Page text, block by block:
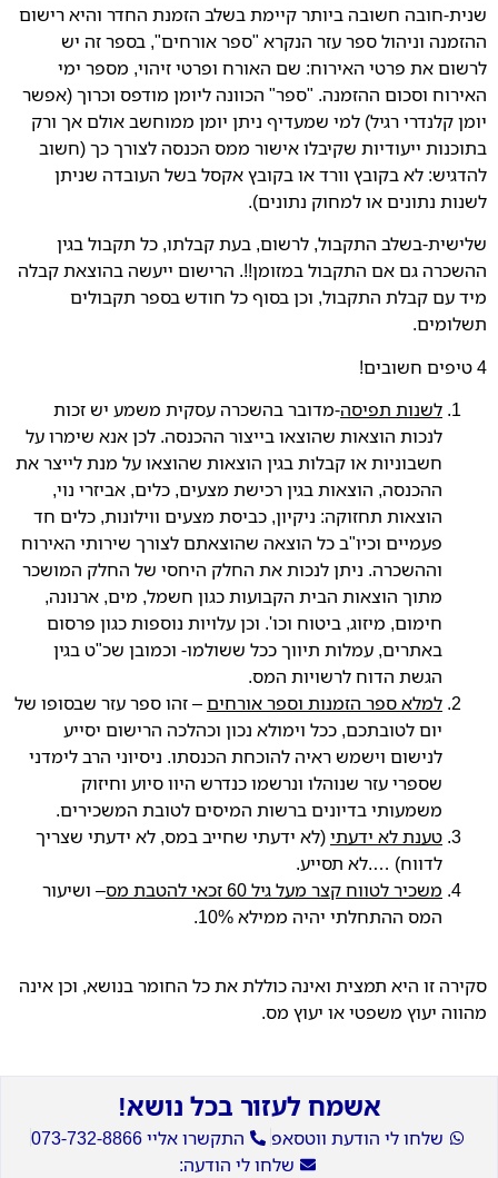
שנית-חובה חשובה ביותר קיימת בשלב הזמנת החדר והיא רישום
ההזמנה וניהול ספר עזר הנקרא "ספר אורחים", בספר זה יש
לרשום את פרטי האירוח: שם האורח ופרטי זיהוי, מספר ימי
האירוח וסכום ההזמנה. "ספר" הכוונה ליומן מודפס וכרוך (אפשר
יומן קלנדרי רגיל) למי שמעדיף ניתן יומן ממוחשב אולם אך ורק
בתוכנות ייעודיות שקיבלו אישור ממס הכנסה לצורך כך (חשוב
להדגיש: לא בקובץ וורד או בקובץ אקסל בשל העובדה שניתן
לשנות נתונים או למחוק נתונים).
שלישית-בשלב התקבול, לרשום, בעת קבלתו, כל תקבול בגין
ההשכרה גם אם התקבול במזומן!!. הרישום ייעשה בהוצאת קבלה
מיד עם קבלת התקבול, וכן בסוף כל חודש בספר תקבולים
תשלומים.
4 טיפים חשובים!
לשנות תפיסה-מדובר בהשכרה עסקית משמע יש זכות
לנכות הוצאות שהוצאו בייצור ההכנסה. לכן אנא שימרו על
חשבוניות או קבלות בגין הוצאות שהוצאו על מנת לייצר את
ההכנסה, הוצאות בגין רכישת מצעים, כלים, אביזרי נוי,
הוצאות תחזוקה: ניקיון, כביסת מצעים ווילונות, כלים חד
פעמיים וכיו"ב כל הוצאה שהוצאתם לצורך שירותי האירוח
וההשכרה. ניתן לנכות את החלק היחסי של החלק המושכר
מתוך הוצאות הבית הקבועות כגון חשמל, מים, ארנונה,
חימום, מיזוג, ביטוח וכו'. וכן עלויות נוספות כגון פרסום
באתרים, עמלות תיווך ככל ששולמו- וכמובן שכ"ט בגין
הגשת הדוח לרשויות המס.
למלא ספר הזמנות וספר אורחים– זהו ספר עזר שבסופו של
יום לטובתכם, ככל וימולא נכון וכהלכה הרישום יסייע
לנישום וישמש ראיה להוכחת הכנסתו. ניסיוני הרב לימדני
שספרי עזר שנוהלו ונרשמו כנדרש היוו סיוע וחיזוק
משמעותי בדיונים ברשות המיסים לטובת המשכירים.
טענת לא ידעתי(לא ידעתי שחייב במס, לא ידעתי שצריך
לדווח) ….לא תסייע.
משכיר לטווח קצר מעל גיל 60 זכאי להטבת מס
– ושיעור
המס ההתחלתי יהיה ממילא 10%.
סקירה זו היא תמצית ואינה כוללת את כל החומר בנושא, וכן אינה
מהווה יעוץ משפטי או יעוץ מס.
אשמח לעזור בכל נושא!
שלחו לי הודעת ווטסאפ
התקשרו אליי 073-732-8866
שלחו לי הודעה: